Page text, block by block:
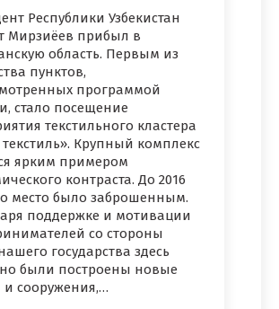
Республики Узбекистан
Мирзиёев прибыл в
область. Первым из
пунктов,
программой
стало посещение
текстильного кластера
текстиль». Крупный комплекс
ярким примером
контраста. До 2016
место было заброшенным.
поддержке и мотивации
со стороны
государства здесь
были построены новые
и сооружения,…